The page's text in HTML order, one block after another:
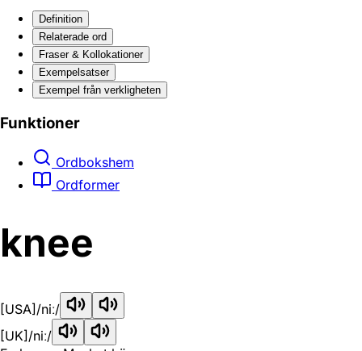
Definition
Relaterade ord
Fraser & Kollokationer
Exempelsatser
Exempel från verkligheten
Funktioner
Ordbokshem
Ordformer
knee
[USA] /niː/
[UK] /niː/